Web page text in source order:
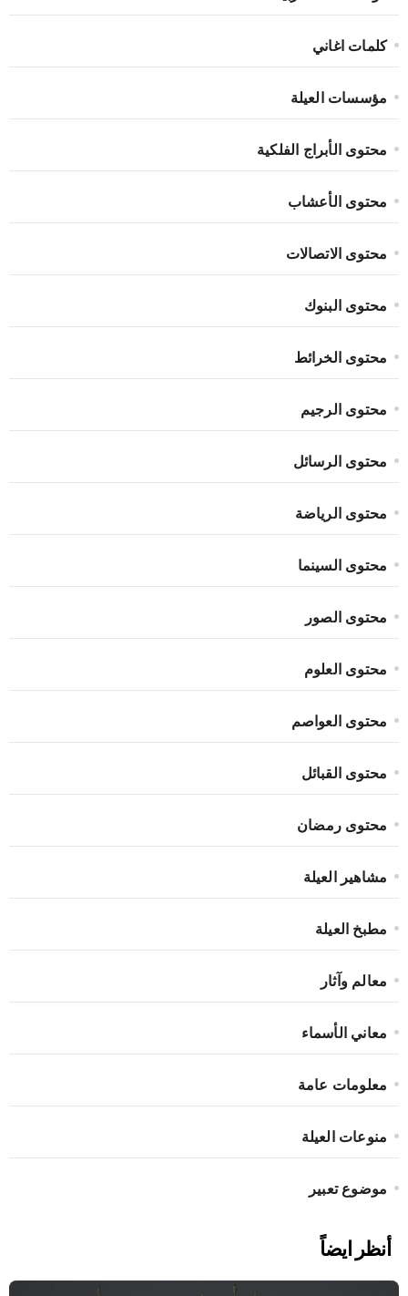
كلمات اغاني
مؤسسات العيلة
محتوى الأبراج الفلكية
محتوى الأعشاب
محتوى الاتصالات
محتوى البنوك
محتوى الخرائط
محتوى الرجيم
محتوى الرسائل
محتوى الرياضة
محتوى السينما
محتوى الصور
محتوى العلوم
محتوى العواصم
محتوى القبائل
محتوى رمضان
مشاهير العيلة
مطبخ العيلة
معالم وآثار
معاني الأسماء
معلومات عامة
منوعات العيلة
موضوع تعبير
أنظر ايضاً